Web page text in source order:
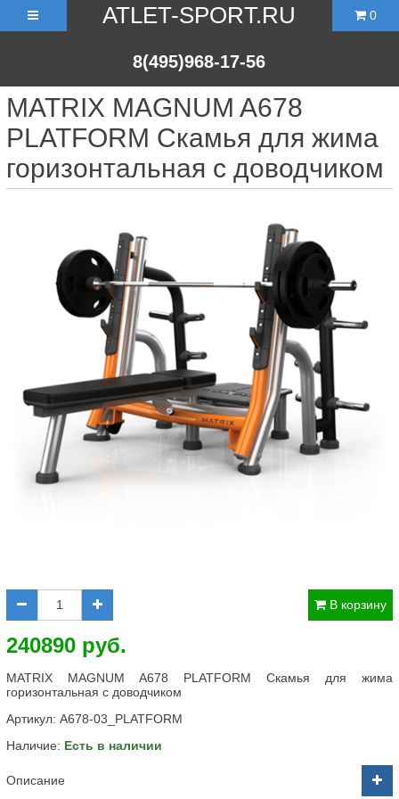
ATLET-SPORT.RU
8(495)968-17-56
0
MATRIX MAGNUM A678
PLATFORM Скамья для жима
горизонтальная с доводчиком
В корзину
240890 руб.
MATRIX MAGNUM A678 PLATFORM Скамья для жима
горизонтальная с доводчиком
Артикул: A678-03_PLATFORM
Наличие: Есть в наличии
Описание